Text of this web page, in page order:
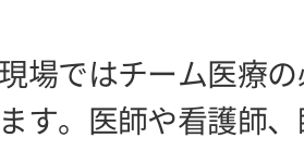
場ではチーム医療の
す。医師や看護師